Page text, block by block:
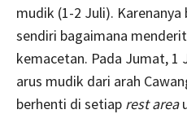
mudik (1-2 Juli).
sendiri bagaimana
kemacetan. Pada Jumat,
arus mudik dari arah
berhenti di setiap rest area